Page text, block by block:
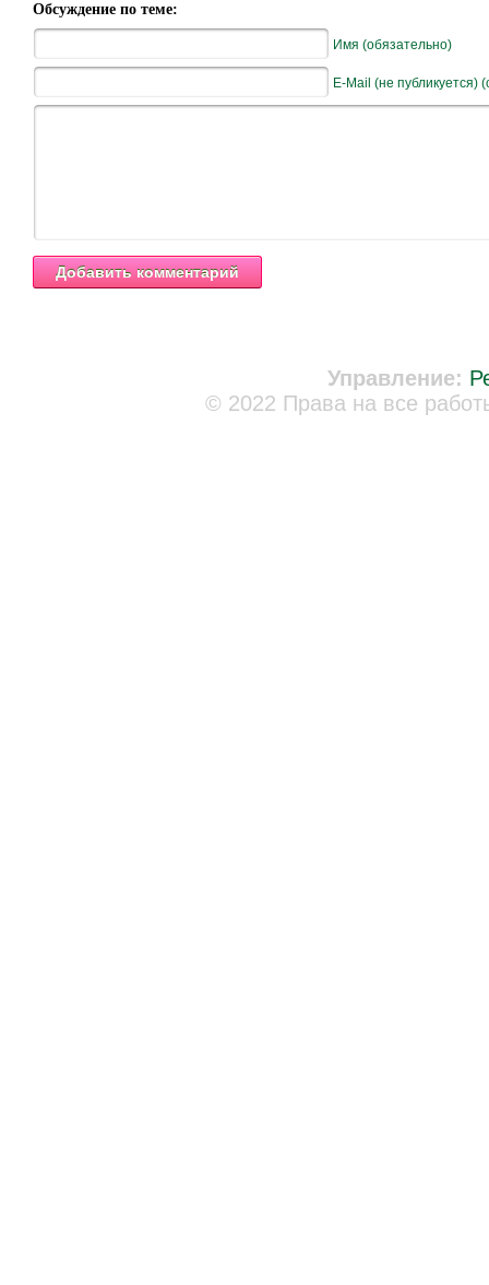
Обсуждение по теме:
Имя (обязательно)
E-Mail (не публикуется)
Управление:
© 2022 Права на все